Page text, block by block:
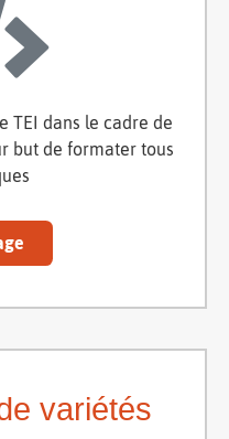
TEI dans le cadre de
but de formater tous
variétés